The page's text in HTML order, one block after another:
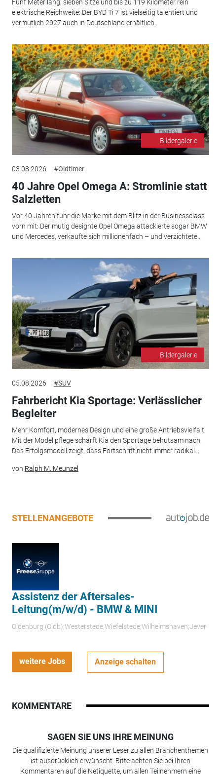
Fünf Meter lang, sieben Sitze und bis zu 119 Kilometer rein
elektrische Reichweite: Der BYD Ti 7 ist vielseitig talentiert und
vermutlich 2027 auch in Deutschland erhältlich.
Bildergalerie
03.08.2026 #Oldtimer
40 Jahre Opel Omega A: Stromlinie statt
Salzletten
Vor 40 Jahren fuhr die Marke mit dem Blitz in der Businessclass
vorn mit: Der mutig designte Opel Omega attackierte sogar BMW
und Mercedes, verkaufte sich millionenfach – und verzichtete...
Bildergalerie
05.08.2026 #SUV
Fahrbericht Kia Sportage: Verlässlicher
Begleiter
Mehr Komfort, modernes Design und eine große Antriebsvielfalt:
Mit der Modellpflege schärft Kia den Sportage behutsam nach.
Das Erfolgsmodell zeigt, dass Fortschritt nicht immer radikal...
von Ralph M. Meunzel
STELLENANGEBOTE
Assistenz der Aftersales-
Leitung(m/w/d) - BMW & MINI
Oldenburg (Oldb);Westerstede;Wiefelstede;Wilhelmshaven;Jever
weitere Jobs Anzeige schalten
KOMMENTARE
SAGEN SIE UNS IHRE MEINUNG
Die qualifizierte Meinung unserer Leser zu allen Branchenthemen
ist ausdrücklich erwünscht. Bitte achten Sie bei Ihren
Kommentaren auf die Netiquette, um allen Teilnehmern eine